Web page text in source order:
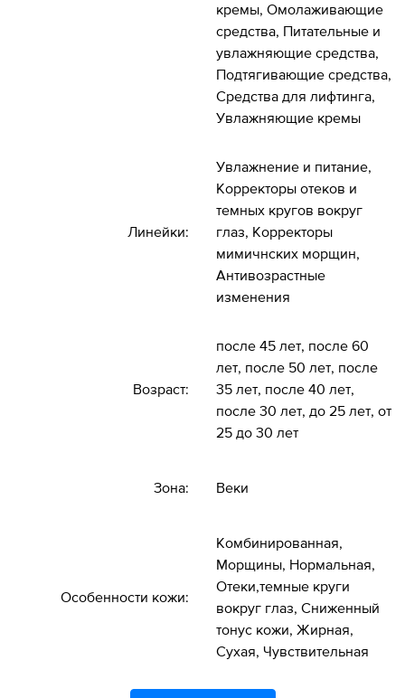
кремы, Омолаживающие
средства, Питательные и
увлажняющие средства,
Подтягивающие средства,
Средства для лифтинга,
Увлажняющие кремы
Линейки:
Увлажнение и питание,
Корректоры отеков и
темных кругов вокруг
глаз, Корректоры
мимичнских морщин,
Антивозрастные
изменения
Возраст:
после 45 лет, после 60
лет, после 50 лет, после
35 лет, после 40 лет,
после 30 лет, до 25 лет, от
25 до 30 лет
Зона: Веки
Особенности кожи:
Комбинированная,
Морщины, Нормальная,
Отеки,темные круги
вокруг глаз, Сниженный
тонус кожи, Жирная,
Сухая, Чувствительная